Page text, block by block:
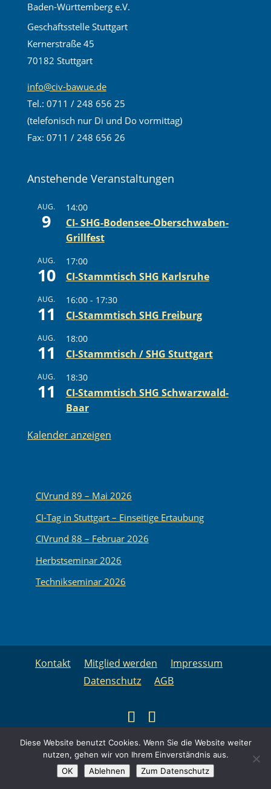
Baden-Württemberg e.V.
Geschäftsstelle Stuttgart
Kernerstraße 45
70182 Stuttgart
info@civ-bawue.de
Tel.: 0711 / 248 656 25
(telefonisch nur Di und Do vormittag)
Fax: 0711 / 248 656 26
Anstehende Veranstaltungen
AUG.
9
14:00
CI- SHG-Bodensee-Oberschwaben-
Grillfest
AUG.
10
17:00
CI-Stammtisch SHG Karlsruhe
AUG.
11
16:00- 17:30
CI-Stammtisch SHG Freiburg
AUG.
11
18:00
CI-Stammtisch / SHG Stuttgart
AUG.
11
18:30
CI-Stammtisch SHG Schwarzwald-
Baar
Kalender anzeigen
CIVrund 89 – Mai 2026
CI-Tag in Stuttgart – Einseitige Ertaubung
CIVrund 88 – Februar 2026
Herbstseminar 2026
Technikseminar 2026
Kontakt Mitglied werden
Impressum
Datenschutz
AGB
Copyright © 2025 Cochlea Implantat Verband
Baden-Württemberg e.V. | Realisiert von
Internetagentur Keck, Renningen
Diese Website benutzt Cookies. Wenn Sie die Website weiter
nutzen, gehen wir von Ihrem Einverständnis aus.
OK
Ablehnen Zum Datenschutz